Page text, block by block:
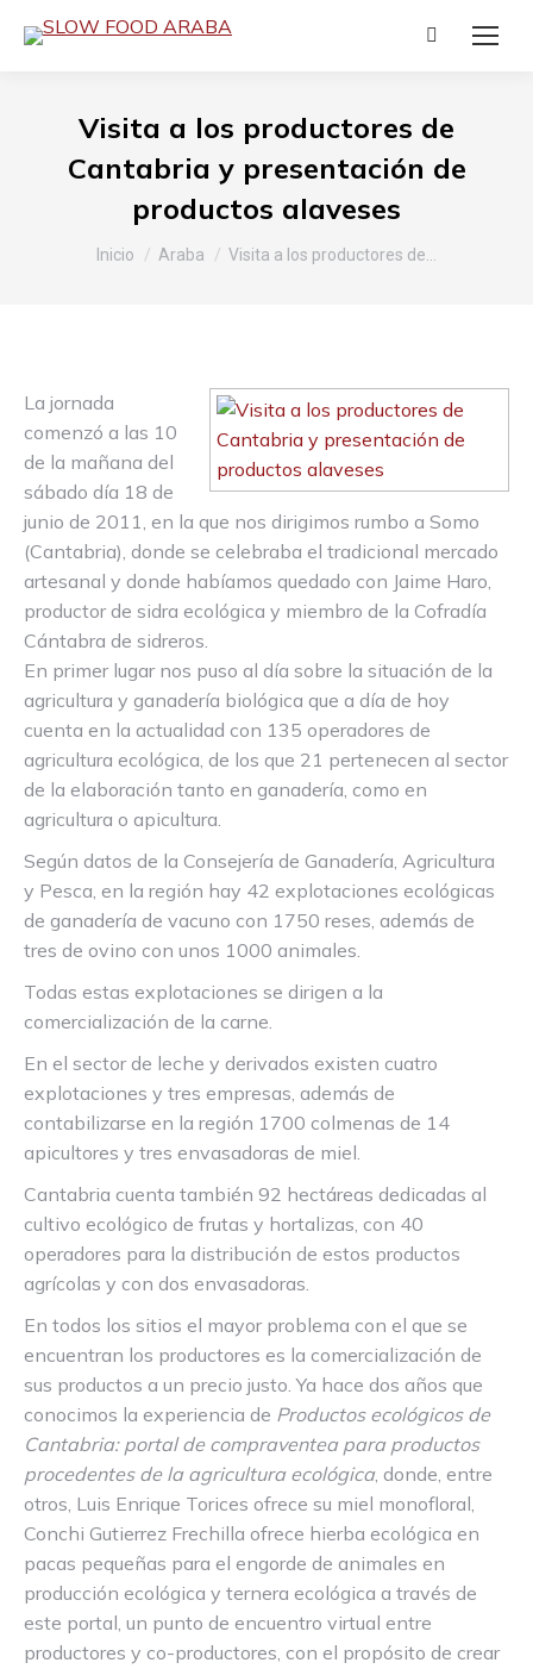
Buscar:
Visita a los productores de
Cantabria y presentación de
productos alaveses
Estás aquí:
Inicio Araba Visita a los productores de…
La jornada
comenzó a las 10
de la mañana del
sábado día 18 de
junio de 2011, en la que nos dirigimos rumbo a Somo
(Cantabria), donde se celebraba el tradicional mercado
artesanal y donde habíamos quedado con Jaime Haro,
productor de sidra ecológica y miembro de la Cofradía
Cántabra de sidreros.
En primer lugar nos puso al día sobre la situación de la
agricultura y ganadería biológica que a día de hoy
cuenta en la actualidad con 135 operadores de
agricultura ecológica, de los que 21 pertenecen al sector
de la elaboración tanto en ganadería, como en
agricultura o apicultura.
Según datos de la Consejería de Ganadería, Agricultura
y Pesca, en la región hay 42 explotaciones ecológicas
de ganadería de vacuno con 1750 reses, además de
tres de ovino con unos 1000 animales.
Todas estas explotaciones se dirigen a la
comercialización de la carne.
En el sector de leche y derivados existen cuatro
explotaciones y tres empresas, además de
contabilizarse en la región 1700 colmenas de 14
apicultores y tres envasadoras de miel.
Cantabria cuenta también 92 hectáreas dedicadas al
cultivo ecológico de frutas y hortalizas, con 40
operadores para la distribución de estos productos
agrícolas y con dos envasadoras.
En todos los sitios el mayor problema con el que se
encuentran los productores es la comercialización de
sus productos a un precio justo. Ya hace dos años que
conocimos la experiencia de Productos ecológicos de
Cantabria: portal de compraventea para productos
procedentes de la agricultura ecológica, donde, entre
otros, Luis Enrique Torices ofrece su miel monofloral,
Conchi Gutierrez Frechilla ofrece hierba ecológica en
pacas pequeñas para el engorde de animales en
producción ecológica y ternera ecológica a través de
este portal, un punto de encuentro virtual entre
productores y co-productores, con el propósito de crear